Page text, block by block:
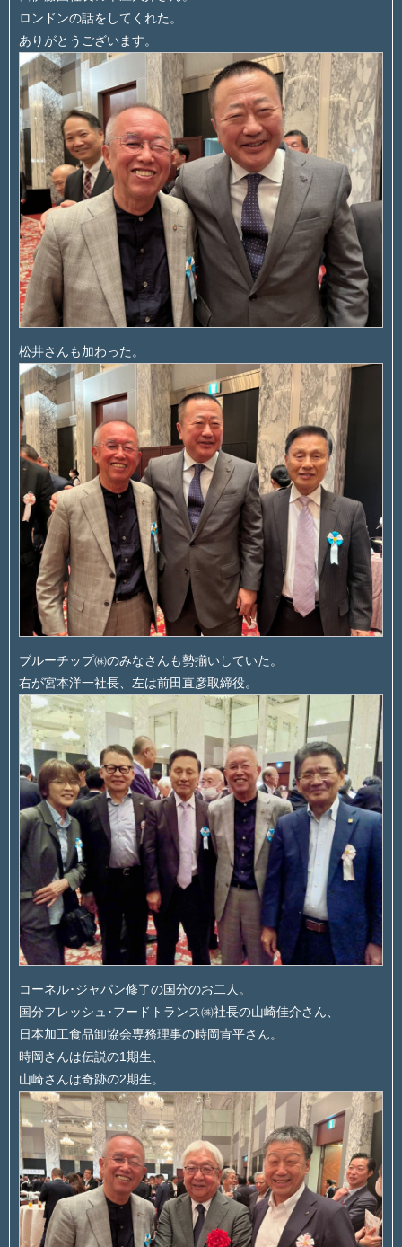
ロンドンの話をしてくれた。
ありがとうございます。
松井さんも加わった。
ブルーチップ㈱のみなさんも勢揃いしていた。
右が宮本洋一社長、左は前田直彦取締役。
コーネル･ジャパン修了の国分のお二人。
国分フレッシュ･フードトランス㈱社長の山崎佳介さん、
日本加工食品卸協会専務理事の時岡肯平さん。
時岡さんは伝説の1期生、
山崎さんは奇跡の2期生。